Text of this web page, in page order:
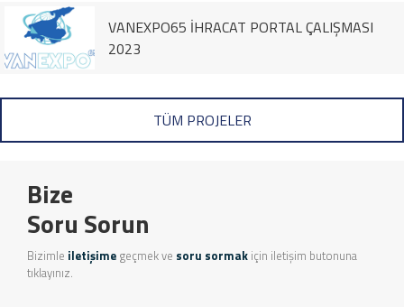
VANEXPO65 İHRACAT PORTAL ÇALIŞMASI
2023
TÜM PROJELER
Bize
Soru Sorun
Bizimle iletişime geçmek ve soru sormak için iletişim butonuna
tıklayınız.